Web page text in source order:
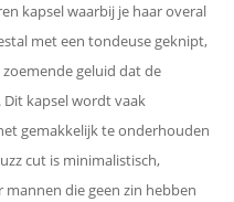
kapsel waarbij je haar overal
met een tondeuse geknipt,
geluid dat de
kapsel wordt vaak
gemakkelijk te onderhouden
cut is minimalistisch,
die geen zin hebben